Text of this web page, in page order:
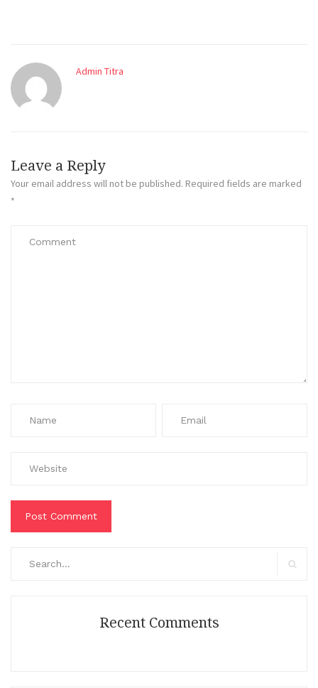
Admin Titra
Leave a Reply
Your email address will not be published. Required fields are marked
*
Recent Comments